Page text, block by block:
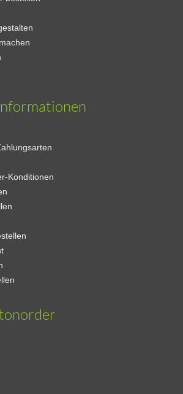
Konditionen